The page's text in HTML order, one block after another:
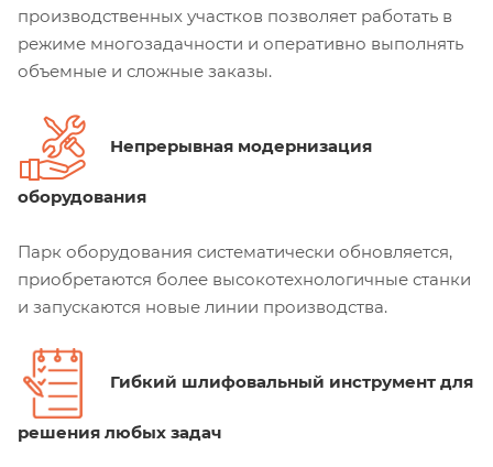
производственных участков позволяет работать в
режиме многозадачности и оперативно выполнять
объемные и сложные заказы.
Непрерывная модернизация
оборудования
Парк оборудования систематически обновляется,
приобретаются более высокотехнологичные станки
и запускаются новые линии производства.
Гибкий шлифовальный инструмент для
решения любых задач